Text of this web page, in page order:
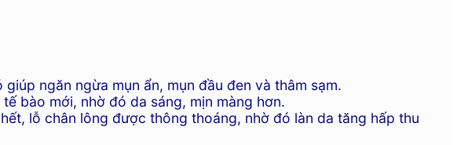
ngăn ngừa mụn ẩn, mụn đầu đen và thâm sạm.
bào mới, nhờ đó da sáng, mịn màng hơn.
lỗ chân lông được thông thoáng, nhờ đó làn da tăng hấp thu